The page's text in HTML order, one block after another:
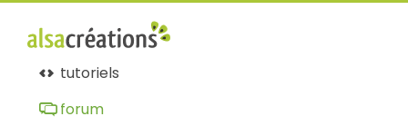
tutoriels
forum